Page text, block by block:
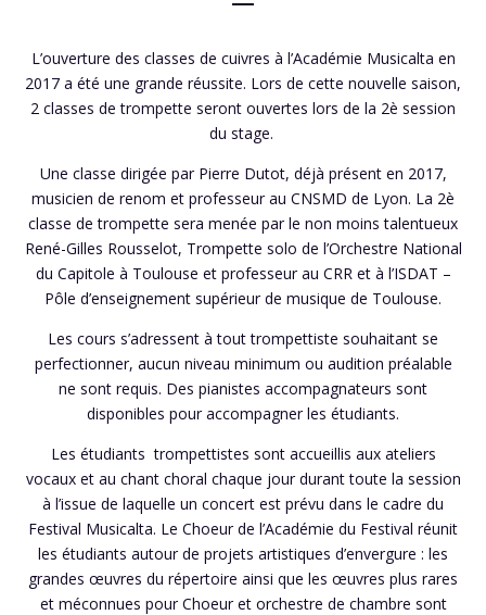
L’ouverture des classes de cuivres à l’Académie Musicalta en
2017 a été une grande réussite. Lors de cette nouvelle saison,
2 classes de trompette seront ouvertes lors de la 2è session
du stage.
Une classe dirigée parPierre Dutot, déjà présent en 2017,
musicien de renom et professeur au CNSMD de Lyon. La 2è
classe de trompette sera menée par le non moins talentueux
René-Gilles Rousselot, Trompette solo de l’Orchestre National
du Capitole à Toulouse et professeur au CRR et à l’ISDAT –
Pôle d’enseignement supérieur de musique de Toulouse.
Les cours s’adressent à tout trompettiste souhaitant se
perfectionner, aucun niveau minimum ou audition préalable
ne sont requis. Des pianistes accompagnateurs sont
disponibles pour accompagner les étudiants.
Les étudiants trompettistes sont accueillis aux ateliers
vocaux et au chant choral chaque jour durant toute la session
à l’issue de laquelle un concert est prévu dans le cadre du
Festival Musicalta. Le Choeur de l’Académie du Festival réunit
les étudiants autour de projets artistiques d’envergure : les
grandes œuvres du répertoire ainsi que les œuvres plus rares
et méconnues pour Choeur et orchestre de chambre sont